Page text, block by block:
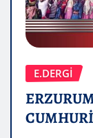
E.DERGİ